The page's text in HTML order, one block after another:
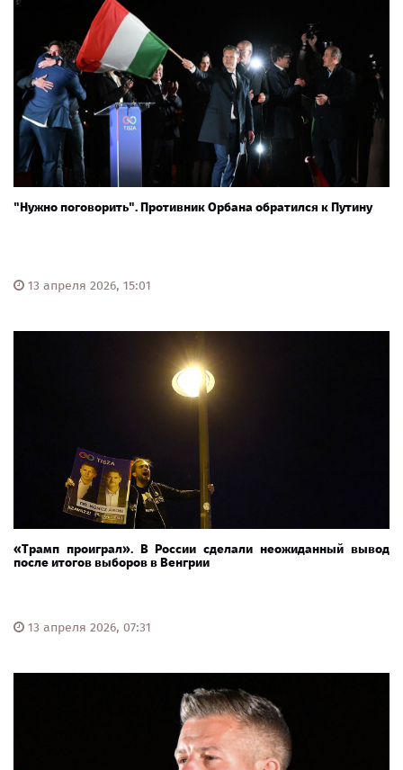
"Нужно поговорить". Противник Орбана обратился к Путину
13 апреля 2026, 15:01
«Трамп проиграл». В России сделали неожиданный вывод
после итогов выборов в Венгрии
13 апреля 2026, 07:31